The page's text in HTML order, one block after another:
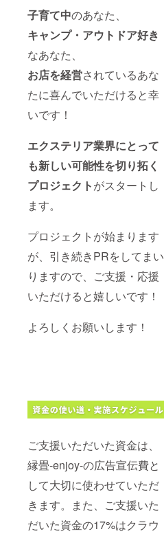
子育て中のあなた、
キャンプ・アウトドア好き
なあなた、
お店を経営されているあな
たに喜んでいただけると幸
いです！
エクステリア業界にとって
も新しい可能性を切り拓く
プロジェクトがスタートし
ます。
プロジェクトが始まります
が、引き続きPRをしてまい
りますので、ご支援・応援
いただけると嬉しいです！
よろしくお願いします！
ご支援いただいた資金は、
縁畳-enjoy-の広告宣伝費と
して大切に使わせていただ
きます。また、ご支援いた
だいた資金の17%はクラウ